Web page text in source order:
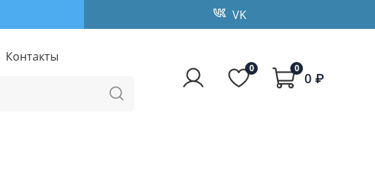
VK
Контакты
0 0
0 ₽